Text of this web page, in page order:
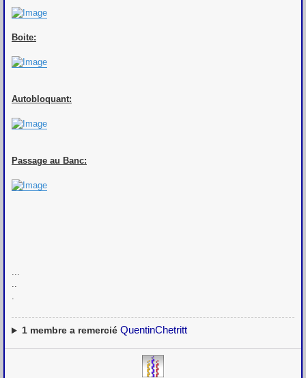
Boite:
Autobloquant:
Passage au Banc:
...
..
.
1membre a remercié QuentinChetritt